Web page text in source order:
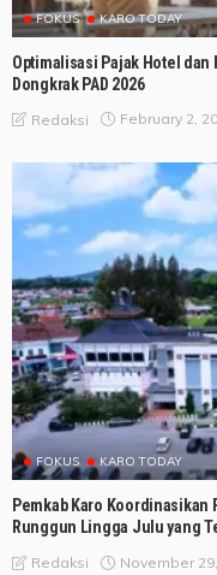
FOKUS KARO TODAY
Optimalisasi Pajak Hotel dan
Dongkrak PAD 2026
Redaksi February 2,
FOKUS KARO TODAY
Pemkab Karo Koordinasikan
Runggun Lingga Julu yang
Redaksi November